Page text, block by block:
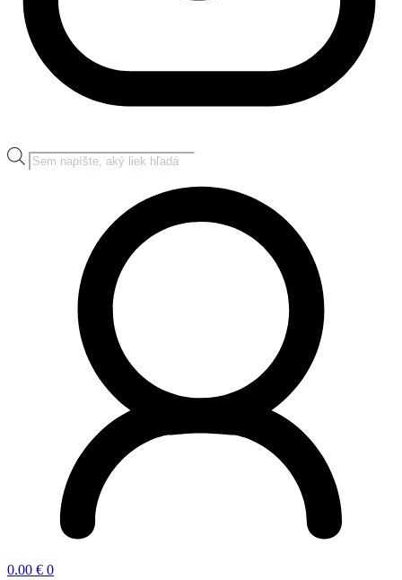
Products
search
0.00 € 0